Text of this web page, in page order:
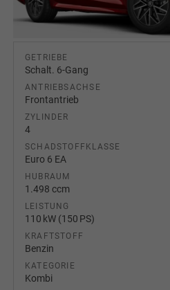
GETRIEBE
Schalt. 6-Gang
ANTRIEBSACHSE
Frontantrieb
ZYLINDER
4
SCHADSTOFFKLASSE
Euro 6 EA
HUBRAUM
1.498 ccm
LEISTUNG
110 kW (150 PS)
KRAFTSTOFF
Benzin
KATEGORIE
Kombi